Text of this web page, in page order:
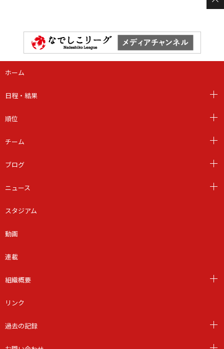
ホーム
日程・結果
順位
チーム
ブログ
ニュース
スタジアム
動画
連載
組織概要
リンク
過去の記録